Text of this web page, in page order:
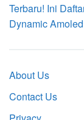
Terbaru! Ini
Dynamic
About Us
Contact Us